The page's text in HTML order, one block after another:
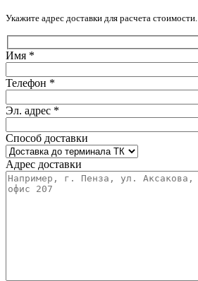
Укажите адрес доставки для расчета стоимости.
Имя *
Телефон *
Эл. адрес *
Способ доставки
Адрес доставки